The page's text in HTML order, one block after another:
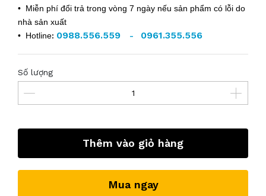
• Miễn phí đổi trả trong vòng 7 ngày nếu sản phẩm có lỗi do
nhà sản xuất
• Hotline: 0988.556.559 - 0961.355.556
Số lượng
Thêm vào giỏ hàng
Mua ngay